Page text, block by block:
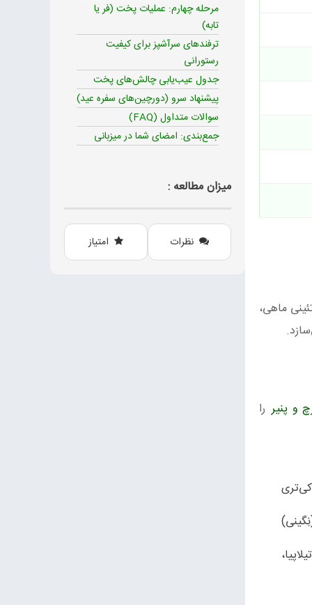
ماهی،
و پنیر را
مرحله چهارم: عملیات پخت (فر یا
تابه)
ترفندهای سرآشپز برای کیفیت
رستورانی
جدول عیب‌یابی چالش‌های پخت
پیشنهاد سرو (دورچین‌های سفره عید)
سوالات متداول (FAQ)
جمع‌بندی: امضای شما در میزبانی
میزان مطالعه :
نظرات امتیاز